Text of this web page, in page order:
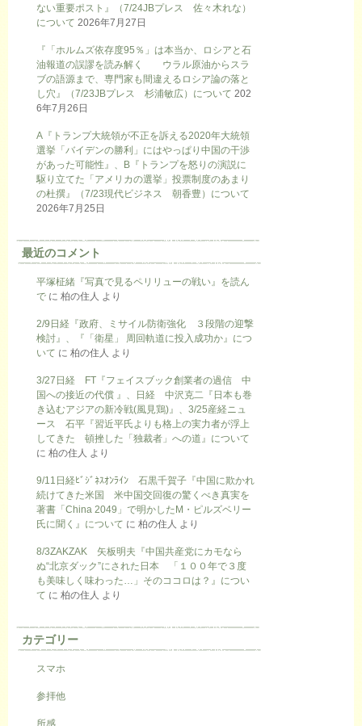
ない重要ポスト』（7/24JBプレス 佐々木れな）
について 2026年7月27日
『「ホルムズ依存度95％」は本当か、ロシアと石
油報道の誤謬を読み解く ウラル原油からスラ
ブの語源まで、専門家も間違えるロシア論の落と
し穴』（7/23JBプレス 杉浦敏広）について 202
6年7月26日
A『トランプ大統領が不正を訴える2020年大統領
選挙「バイデンの勝利」にはやっぱり中国の干渉
があった可能性』、B『トランプを怒りの演説に
駆り立てた「アメリカの選挙」投票制度のあまり
の杜撰』（7/23現代ビジネス 朝香豊）について
2026年7月25日
最近のコメント
平塚柾緒『写真で見るペリリューの戦い』を読ん
で に 柏の住人 より
2/9日経『政府、ミサイル防衛強化 ３段階の迎撃
検討』、『「衛星」 周回軌道に投入成功か』につ
いて に 柏の住人 より
3/27日経 FT『フェイスブック創業者の過信 中
国への接近の代償 』、日経 中沢克二『日本も巻
き込むアジアの新冷戦(風見鶏)』、3/25産経ニュ
ース 石平『習近平氏よりも格上の実力者が浮上
してきた 頓挫した「独裁者」への道』について
に 柏の住人 より
9/11日経ﾋﾞｼﾞﾈｽｵﾝﾗｲﾝ 石黒千賀子『中国に欺かれ
続けてきた米国 米中国交回復の驚くべき真実を
著書「China 2049」で明かしたM・ピルズベリー
氏に聞く』について に 柏の住人 より
8/3ZAKZAK 矢板明夫『中国共産党にカモなら
ぬ“北京ダック”にされた日本 「１００年で３度
も美味しく味わった…」そのココロは？』につい
て に 柏の住人 より
カテゴリー
スマホ
参拝他
所感